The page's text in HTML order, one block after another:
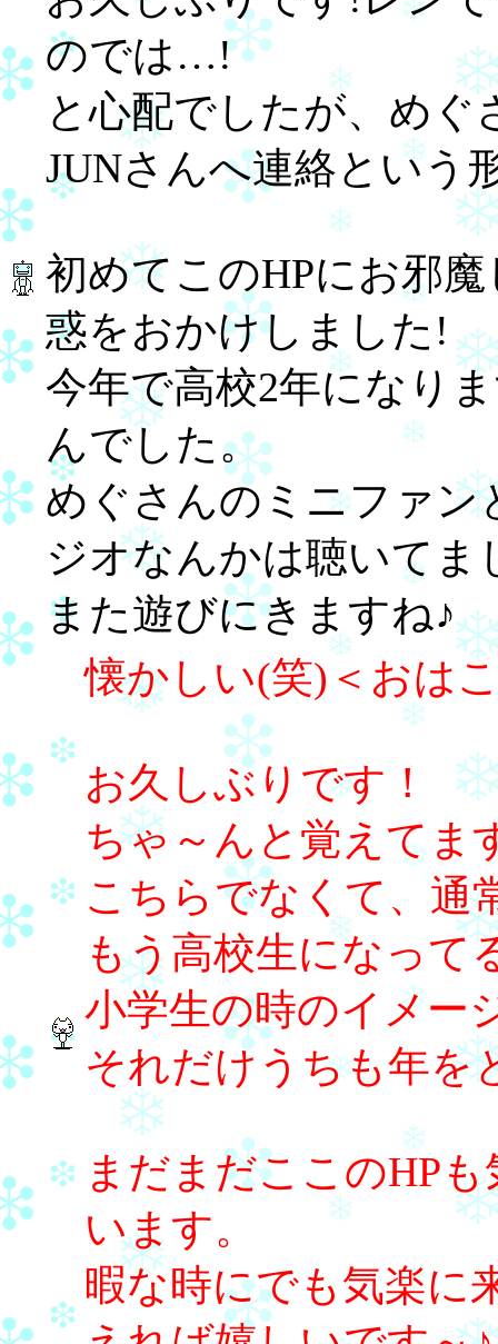
のでは…!
と心配でしたが、め
JUNさんへ連絡という
初めてこのHPにお邪
惑をおかけしました!
今年で高校2年になり
んでした。
めぐさんのミニファン
ジオなんかは聴いてま
また遊びにきますね♪
懐かしい(笑)＜おは
お久しぶりです！
ちゃ～んと覚えてま
こちらでなくて、通
もう高校生になって
小学生の時のイメー
それだけうちも年を
まだまだここのHP
います。
暇な時にでも気楽に